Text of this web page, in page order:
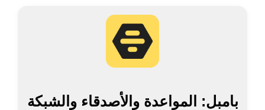
بامبل: المواعدة والأصدقاء والشبكة